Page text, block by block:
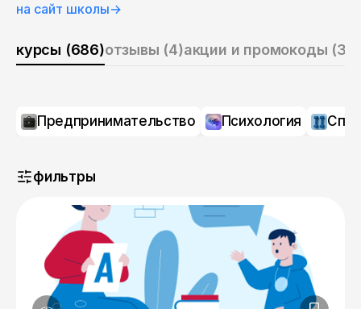
на сайт школы→
курсы (686)отзывы (4)акции и промокоды (3)
Предпринимательство Психология
фильтры